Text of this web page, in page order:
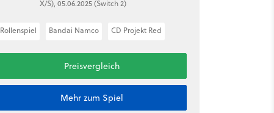
X/S), 05.06.2025 (Switch 2)
Rollenspiel Bandai Namco CD Projekt Red
Preisvergleich
Mehr zum Spiel